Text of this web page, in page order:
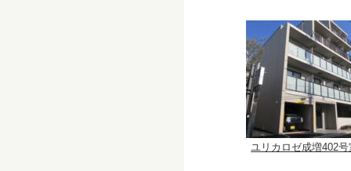
ユリカロゼ成増402号